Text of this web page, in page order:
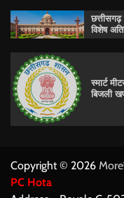
विशेष
स्मार्ट
बिजली
Copyright © 2026
PC Hota